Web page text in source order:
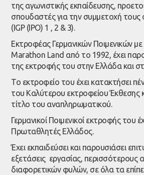
της αγωνιστικής εκπαίδευσης,
σπουδαστές για την συμμετοχή τους
(IGP (IPO) 1 , 2 & 3).
Εκτροφέας Γερμανικών Ποιμενικών
Marathon Land από το 1992, έχει
της εκτροφής του στην Ελλάδα και
Το εκτροφείο του έχει κατακτήσει
του Καλύτερου εκτροφείου Έκθεσης
τίτλο του αναπληρωματικού.
Γερμανικοί Ποιμενικοί εκτροφής του
Πρωταθλητές Ελλάδος.
Έχει εκπαιδεύσει και παρουσιάσει
εξετάσεις εργασίας, περισσότερους
διαφορετικών φυλών, σε όλα τα